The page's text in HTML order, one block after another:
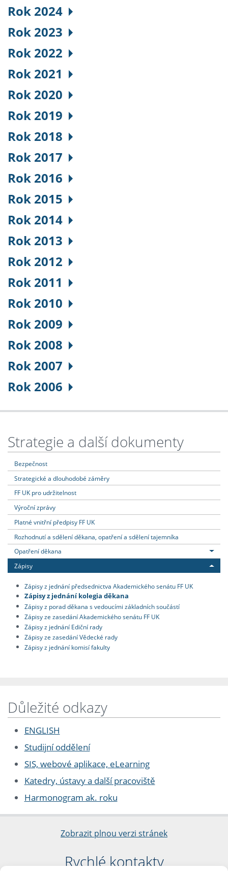
Rok 2024
Rok 2023
Rok 2022
Rok 2021
Rok 2020
Rok 2019
Rok 2018
Rok 2017
Rok 2016
Rok 2015
Rok 2014
Rok 2013
Rok 2012
Rok 2011
Rok 2010
Rok 2009
Rok 2008
Rok 2007
Rok 2006
Strategie a další dokumenty
Bezpečnost
Strategické a dlouhodobé záměry
FF UK pro udržitelnost
Výroční zprávy
Platné vnitřní předpisy FF UK
Rozhodnutí a sdělení děkana, opatření a sdělení tajemníka
Opatření děkana
Zápisy
Zápisy z jednání předsednictva Akademického senátu FF UK
Zápisy z jednání kolegia děkana
Zápisy z porad děkana s vedoucími základních součástí
Zápisy ze zasedání Akademického senátu FF UK
Zápisy z jednání Ediční rady
Zápisy ze zasedání Vědecké rady
Zápisy z jednání komisí fakulty
Důležité odkazy
ENGLISH
Studijní oddělení
SIS, webové aplikace, eLearning
Katedry, ústavy a další pracoviště
Harmonogram ak. roku
Zobrazit plnou verzi stránek
Rychlé kontakty